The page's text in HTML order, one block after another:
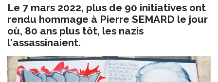
Le 7 mars 2022, plus de 90 initiatives ont
rendu hommage à Pierre SEMARD le jour
où, 80 ans plus tôt, les nazis
l'assassinaient.